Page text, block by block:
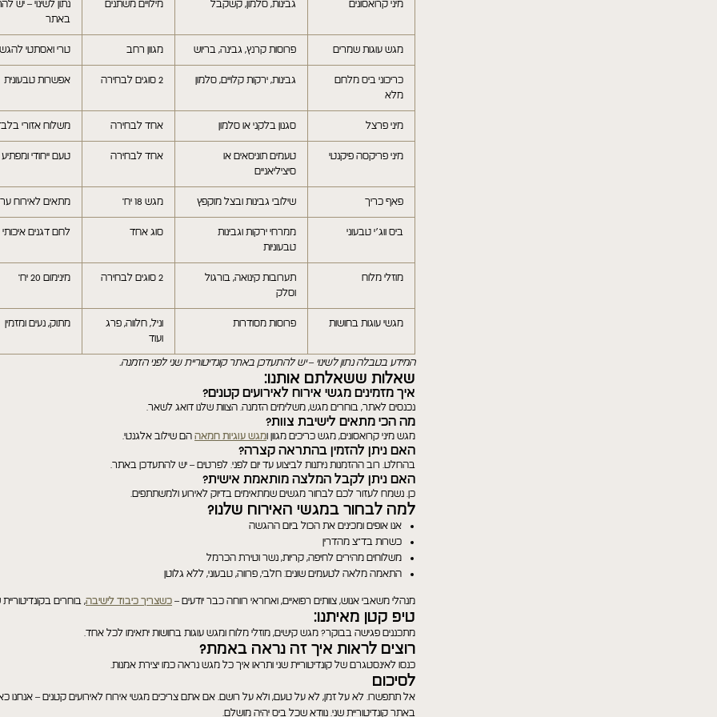
מיני קרואסונים גבינות, סלמון, קשקבל מילויים משתנים
נתון לשינוי – יש
באתר
מגש עוגות שמרים פרוסות קרנץ, גבינה, בריוש מגוון רחב טרי ואסתטי
כריכוני ביס מלחם
מלא
גבינות, ירקות קלויים, סלמון 2 סוגים לבחירה אפשרות טבעונית
מיני פרצל סגנון בלקני או סלמון אחד לבחירה משלוח אזורי
מיני פריקסה פיקנטי
טעמים תוניסאים או
סיציליאניים
אחד לבחירה טעם ייחודי ומפתיע
פאף כריך שילובי גבינות ובצל מוקפץ מגש 18 יח' מתאים לאירוח
ביס ווג׳י טבעוני
ממרחי ירקות וגבינות
טבעוניות
סוג אחד לחם דגנים איכותי
מוזלי מלוח
תערובות קינואה, בורגול
וסלק
2 סוגים לבחירה מינימום 20 יח'
מגשי עוגות בחושות פרוסות מסודרות
וניל, חלווה, פרג
ועוד
מתוק, נעים ומזמין
המידע בטבלה נתון לשינוי – יש להתעדכן באתר קונדיטוריית שני לפני הזמנה.
שאלות ששאלתם אותנו:
איך מזמינים מגשי אירוח לאירועים קטנים?
נכנסים לאתר, בוחרים מגש, משלימים הזמנה. הצוות שלנו דואג לשאר.
מה הכי מתאים לישיבת צוות?
מגש מיני קרואסונים, מגש כריכים מגוון ומגש עוגיות חמאההם שילוב אלגנטי.
האם ניתן להזמין בהתראה קצרה?
בהחלט. רוב ההזמנות ניתנות לביצוע עד יום לפני. לפרטים – יש להתעדכן באתר.
האם ניתן לקבל המלצה מותאמת אישית?
כן. נשמח לעזור לכם לבחור מגשים שמתאימים בדיוק לאירוע ולמשתתפים.
למה לבחור במגשי האירוח שלנו?
אנו אופים ומכינים את הכול ביום ההגשה
כשרות בד"צ מהדרין
משלוחים מהירים לחיפה, קריות, נשר וטירת הכרמל
התאמה מלאה לטעמים שונים: חלבי, פרווה, טבעוני, ללא גלוטן
מנהלי משאבי אנוש, צוותים רפואיים, ואחראי רווחה כבר יודעים – כשצריך כיבוד לישיבה, בוחרים בקונדיטוריית
טיפ קטן מאיתנו:
מתכננים פגישה בבוקר? מגש קישים, מוזלי מלוח ומגש עוגות בחושות יתאימו לכל אחד.
רוצים לראות איך זה נראה באמת?
כנסו לאינסטגרם של קונדיטוריית שני ותראו איך כל מגש נראה כמו יצירת אמנות.
לסיכום
אל תתפשרו. לא על זמן, לא על טעם, ולא על רושם. אם אתם צריכים מגשי אירוח לאירועים קטנים – אנחנו כאן.
באתר קונדיטוריית שני. נוודא שכל ביס יהיה מושלם.
תנו למומחים שלנו לעזור לכם
Contact Us
הטופס ונחזור אליך בהקדם.
קראתי ואני מאשר/ת אתמדיניות הפרטיות.